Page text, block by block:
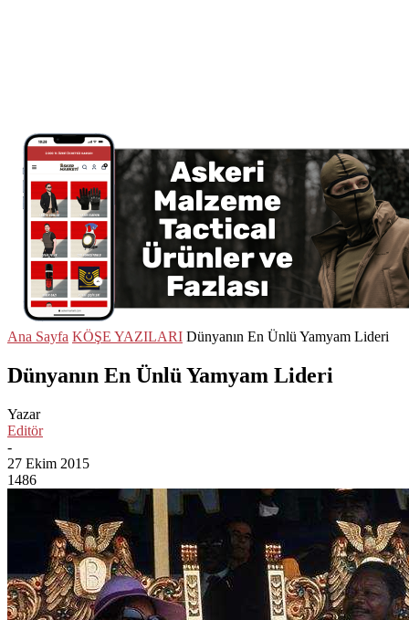
Ana Sayfa KÖŞE YAZILARI Dünyanın En Ünlü Yamyam Lideri
Dünyanın En Ünlü Yamyam Lideri
Yazar
Editör
-
27 Ekim 2015
1486